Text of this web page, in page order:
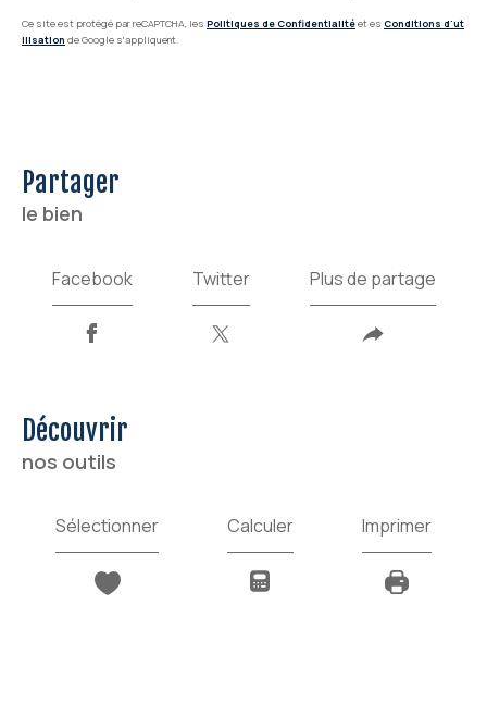
Ce site est protégé par reCAPTCHA, les Politiques de Confidentialitéet es Conditions d'ut
ilisation de Google s'appliquent.
partager
le bien
Facebook Twitter Plus de partage
découvrir
nos outils
Sélectionner Calculer Imprimer